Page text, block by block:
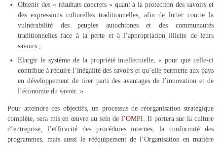
Obtenir des « résultats concrets » quant à la protection des savoirs et
des expressions culturelles traditionnelles, afin de lutter contre la
vulnérabilité des peuples autochtones et des communautés
traditionnelles face à la perte et à l’appropriation illicite de leurs
savoirs ;
Elargir le système de la propriété intellectuelle, « pour que celle-ci
contribue à réduire l’inégalité des savoirs et qu’elle permette aux pays
en développement de tirer parti des avantages de l’innovation et de
l’économie du savoir. »
Pour atteindre ces objectifs, un processus de réorganisation stratégique
complète, sera mis en œuvre au sein del’OMPI.
Il portera sur la culture
d’entreprise, l’efficacité des procédures internes, la conformité des
programmes, mais aussi le rééquipement de l’Organisation en matière